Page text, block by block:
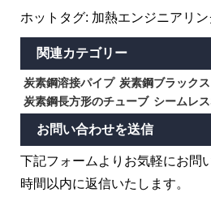
ホットタグ: 加熱エンジニアリ
関連カテゴリー
炭素鋼溶接パイプ 炭素鋼ブラック
炭素鋼長方形のチューブ シームレ
お問い合わせを送信
下記フォームよりお気軽にお問
時間以内に返信いたします。